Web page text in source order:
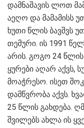
დამნაშავის ლოთ
აეღო და მამამისს
ხუთი წლის ბავშვს
თემური. ის 1991
არის. გოგო 24 წლის
ყურები აღარ აქვს,
მოაჭრესო. ისეთ
დამწვრობა აქვს.
25 წლის გახდება.
შვილებს ახლა ის